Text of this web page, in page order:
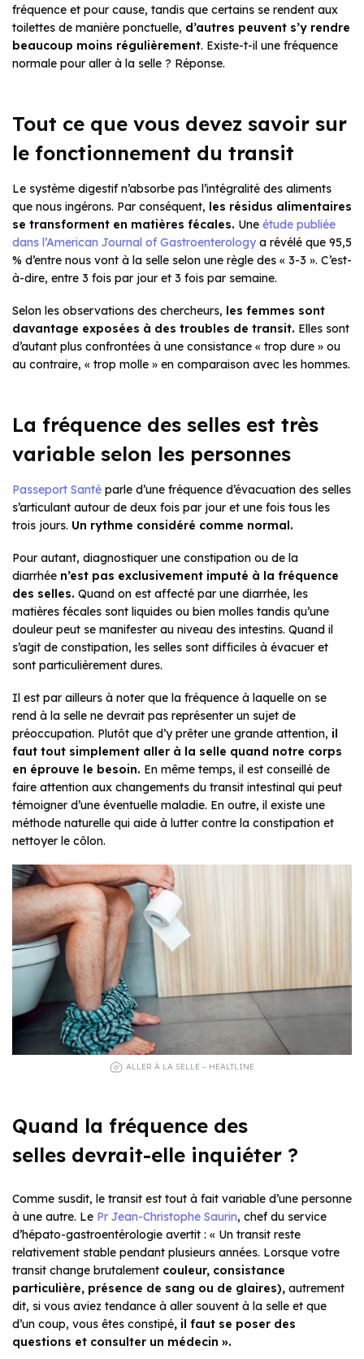
fréquence et pour cause, tandis que certains se rendent aux
toilettes de manière ponctuelle, d’autres peuvent s’y rendre
beaucoup moins régulièrement. Existe-t-il une fréquence
normale pour aller à la selle ? Réponse.
Tout ce que vous devez savoir sur
le fonctionnement du transit
Le système digestif n’absorbe pas l’intégralité des aliments
que nous ingérons. Par conséquent, les résidus alimentaires
se transforment en matières fécales. Une étude publiée
dans l’American Journal of Gastroenterology a révélé que 95,5
% d’entre nous vont à la selle selon une règle des « 3-3 ». C’est-
à-dire, entre 3 fois par jour et 3 fois par semaine.
Selon les observations des chercheurs, les femmes sont
davantage exposées à des troubles de transit. Elles sont
d’autant plus confrontées à une consistance « trop dure » ou
au contraire, « trop molle » en comparaison avec les hommes.
La fréquence des selles est très
variable selon les personnes
Passeport Santé parle d’une fréquence d’évacuation des selles
s’articulant autour de deux fois par jour et une fois tous les
trois jours. Un rythme considéré comme normal.
Pour autant, diagnostiquer une constipation ou de la
diarrhée n’est pas exclusivement imputé à la fréquence
des selles. Quand on est affecté par une diarrhée, les
matières fécales sont liquides ou bien molles tandis qu’une
douleur peut se manifester au niveau des intestins. Quand il
s’agit de constipation, les selles sont difficiles à évacuer et
sont particulièrement dures.
Il est par ailleurs à noter que la fréquence à laquelle on se
rend à la selle ne devrait pas représenter un sujet de
préoccupation. Plutôt que d’y prêter une grande attention, il
faut tout simplement aller à la selle quand notre corps
en éprouve le besoin. En même temps, il est conseillé de
faire attention aux changements du transit intestinal qui peut
témoigner d’une éventuelle maladie. En outre, il existe une
méthode naturelle qui aide à lutter contre la constipation et
nettoyer le côlon.
ALLER À LA SELLE – HEALTLINE
Quand la fréquence des
selles devrait-elle inquiéter ?
Comme susdit, le transit est tout à fait variable d’une personne
à une autre. Le Pr Jean-Christophe Saurin, chef du service
d’hépato-gastroentérologie avertit : « Un transit reste
relativement stable pendant plusieurs années. Lorsque votre
transit change brutalement couleur, consistance
particulière, présence de sang ou de glaires), autrement
dit, si vous aviez tendance à aller souvent à la selle et que
d’un coup, vous êtes constipé, il faut se poser des
questions et consulter un médecin ».